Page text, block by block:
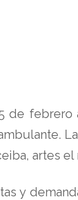
de febrero
artes el
y